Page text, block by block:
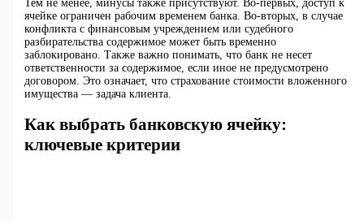
Тем не менее, минусы также присутствуют. Во-первых, доступ к
ячейке ограничен рабочим временем банка. Во-вторых, в случае
конфликта с финансовым учреждением или судебного
разбирательства содержимое может быть временно
заблокировано. Также важно понимать, что банк не несет
ответственности за содержимое, если иное не предусмотрено
договором. Это означает, что страхование стоимости вложенного
имущества — задача клиента.
Как выбрать банковскую ячейку:
ключевые критерии